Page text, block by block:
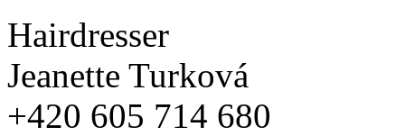
Hairdresser
Jeanette Turková
+420 605 714 680